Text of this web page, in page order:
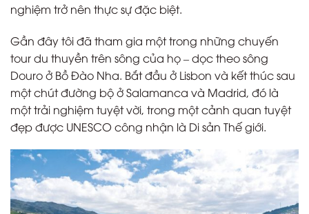
nghiệm trở nên thực sự đặc biệt.
Gần đây tôi đã tham gia một trong những chuyến
tour du thuyền trên sông của họ – dọc theo sông
Douro ở Bồ Đào Nha. Bắt đầu ở Lisbon và kết thúc sau
một chút đường bộ ở Salamanca và Madrid, đó là
một trải nghiệm tuyệt vời, trong một cảnh quan tuyệt
đẹp được UNESCO công nhận là Di sản Thế giới.